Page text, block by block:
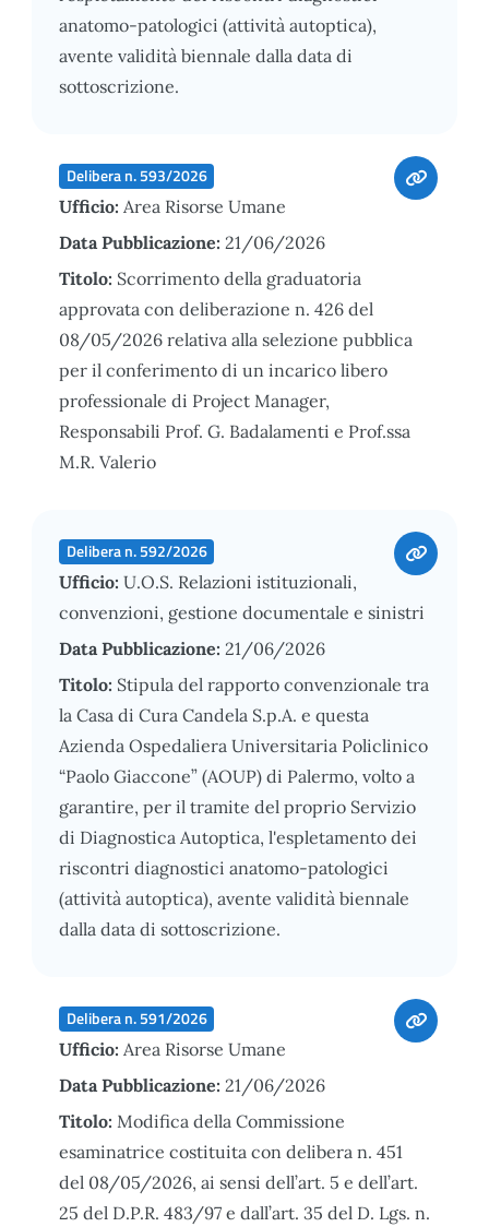
anatomo-patologici (attività autoptica),
avente validità biennale dalla data di
sottoscrizione.
Delibera n. 593/2026
Ufficio: Area Risorse Umane
Data Pubblicazione: 21/06/2026
Titolo: Scorrimento della graduatoria
approvata con deliberazione n. 426 del
08/05/2026 relativa alla selezione pubblica
per il conferimento di un incarico libero
professionale di Project Manager,
Responsabili Prof. G. Badalamenti e Prof.ssa
M.R. Valerio
Delibera n. 592/2026
Ufficio: U.O.S. Relazioni istituzionali,
convenzioni, gestione documentale e sinistri
Data Pubblicazione: 21/06/2026
Titolo: Stipula del rapporto convenzionale tra
la Casa di Cura Candela S.p.A. e questa
Azienda Ospedaliera Universitaria Policlinico
“Paolo Giaccone” (AOUP) di Palermo, volto a
garantire, per il tramite del proprio Servizio
di Diagnostica Autoptica, l'espletamento dei
riscontri diagnostici anatomo-patologici
(attività autoptica), avente validità biennale
dalla data di sottoscrizione.
Delibera n. 591/2026
Ufficio: Area Risorse Umane
Data Pubblicazione: 21/06/2026
Titolo: Modifica della Commissione
esaminatrice costituita con delibera n. 451
del 08/05/2026, ai sensi dell’art. 5 e dell’art.
25 del D.P.R. 483/97 e dall’art. 35 del D. Lgs. n.